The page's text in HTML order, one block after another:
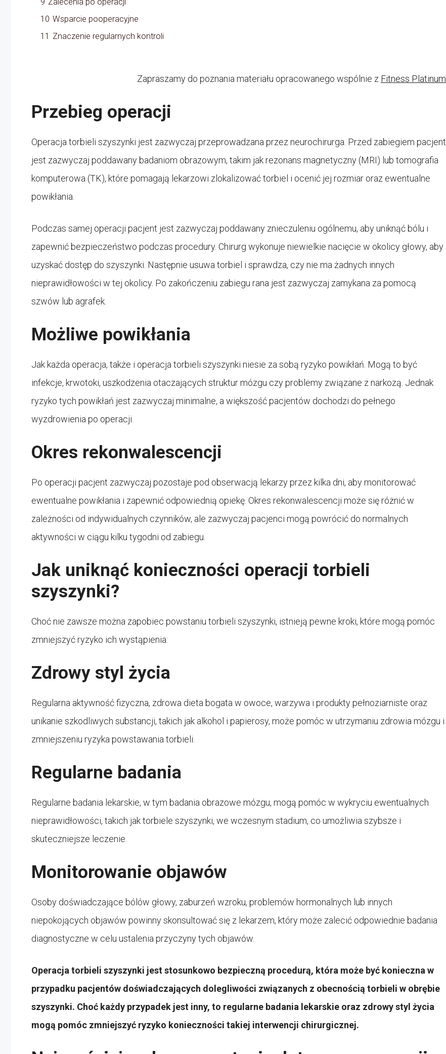
10 Wsparcie pooperacyjne
11 Znaczenie regularnych kontroli
Zapraszamy do poznania materiału opracowanego wspólnie z Fitness Platinum
Przebieg operacji
Operacja torbieli szyszynki jest zazwyczaj przeprowadzana przez neurochirurga. Przed zabiegiem pacjent
jest zazwyczaj poddawany badaniom obrazowym, takim jak rezonans magnetyczny (MRI) lub tomografia
komputerowa (TK), które pomagają lekarzowi zlokalizować torbiel i ocenić jej rozmiar oraz ewentualne
powikłania.
Podczas samej operacji pacjent jest zazwyczaj poddawany znieczuleniu ogólnemu, aby uniknąć bólu i
zapewnić bezpieczeństwo podczas procedury. Chirurg wykonuje niewielkie nacięcie w okolicy głowy, aby
uzyskać dostęp do szyszynki. Następnie usuwa torbiel i sprawdza, czy nie ma żadnych innych
nieprawidłowości w tej okolicy. Po zakończeniu zabiegu rana jest zazwyczaj zamykana za pomocą
szwów lub agrafek.
Możliwe powikłania
Jak każda operacja, także i operacja torbieli szyszynki niesie za sobą ryzyko powikłań. Mogą to być
infekcje, krwotoki, uszkodzenia otaczających struktur mózgu czy problemy związane z narkozą. Jednak
ryzyko tych powikłań jest zazwyczaj minimalne, a większość pacjentów dochodzi do pełnego
wyzdrowienia po operacji.
Okres rekonwalescencji
Po operacji pacjent zazwyczaj pozostaje pod obserwacją lekarzy przez kilka dni, aby monitorować
ewentualne powikłania i zapewnić odpowiednią opiekę. Okres rekonwalescencji może się różnić w
zależności od indywidualnych czynników, ale zazwyczaj pacjenci mogą powrócić do normalnych
aktywności w ciągu kilku tygodni od zabiegu.
Jak uniknąć konieczności operacji torbieli
szyszynki?
Choć nie zawsze można zapobiec powstaniu torbieli szyszynki, istnieją pewne kroki, które mogą pomóc
zmniejszyć ryzyko ich wystąpienia:
Zdrowy styl życia
Regularna aktywność fizyczna, zdrowa dieta bogata w owoce, warzywa i produkty pełnoziarniste oraz
unikanie szkodliwych substancji, takich jak alkohol i papierosy, może pomóc w utrzymaniu zdrowia mózgu i
zmniejszeniu ryzyka powstawania torbieli.
Regularne badania
Regularne badania lekarskie, w tym badania obrazowe mózgu, mogą pomóc w wykryciu ewentualnych
nieprawidłowości, takich jak torbiele szyszynki, we wczesnym stadium, co umożliwia szybsze i
skuteczniejsze leczenie.
Monitorowanie objawów
Osoby doświadczające bólów głowy, zaburzeń wzroku, problemów hormonalnych lub innych
niepokojących objawów powinny skonsultować się z lekarzem, który może zalecić odpowiednie badania
diagnostyczne w celu ustalenia przyczyny tych objawów.
Operacja torbieli szyszynki jest stosunkowo bezpieczną procedurą, która może być konieczna w
przypadku pacjentów doświadczających dolegliwości związanych z obecnością torbieli w obrębie
szyszynki. Choć każdy przypadek jest inny, to regularne badania lekarskie oraz zdrowy styl życia
mogą pomóc zmniejszyć ryzyko konieczności takiej interwencji chirurgicznej.